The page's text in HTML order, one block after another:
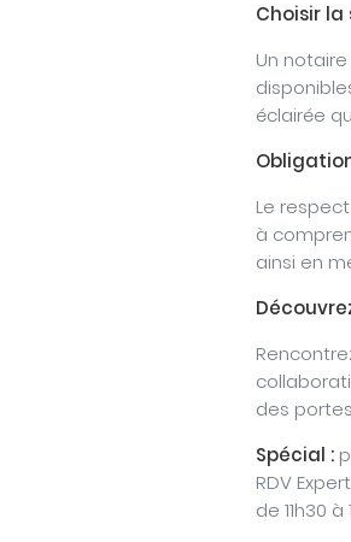
Choisir
Un
éclairée
Le
à
ainsi en
des
Spécial :
RDV
de 11h30 à